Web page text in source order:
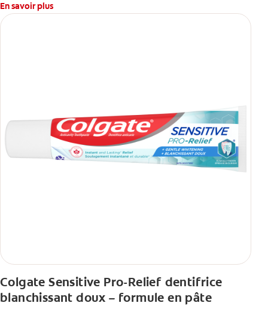
En savoir plus
Colgate Sensitive Pro-Relief dentifrice
blanchissant doux – formule en pâte